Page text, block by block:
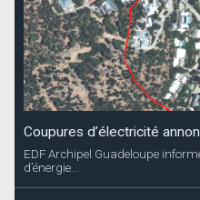
Coupures d’électricité
EDF Archipel Guadeloupe
d’énergie...